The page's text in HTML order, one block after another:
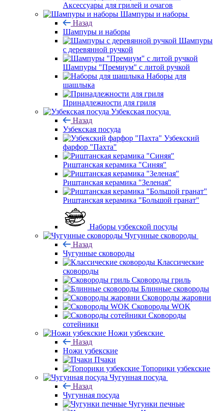
Аксессуары для грилей и очагов
Шампуры и наборы
Назад
Шампуры и наборы
Шампуры
с деревянной ручкой
Шампуры "Премиум" с литой ручкой
Наборы для
шашлыка
Принадлежности для гриля
Узбекская посуда
Назад
Узбекская посуда
Узбекский
фарфор "Пахта"
Риштанская керамика "Синяя"
Риштанская керамика "Зеленая"
Риштанская керамика "Большой гранат"
Наборы узбекской посуды
Чугунные сковороды
Назад
Чугунные сковороды
Классические
сковороды
Сковороды гриль
Блинные сковороды
Сковороды жаровни
Сковороды WOK
Сковороды
сотейники
Ножи узбекские
Назад
Ножи узбекские
Пчаки
Топорики узбекские
Чугунная посуда
Назад
Чугунная посуда
Чугунки печные